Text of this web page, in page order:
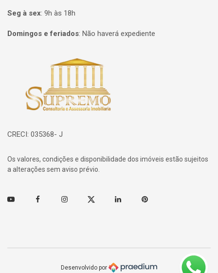
Seg à sex: 9h às 18h
Domingos e feriados: Não haverá expediente
Página inicial
CRECI: 035368- J
Os valores, condições e disponibilidade dos imóveis estão sujeitos
a alterações sem aviso prévio.
Youtube FacebookInstagramTwitter Linkedin Pinterest
Desenvolvido por